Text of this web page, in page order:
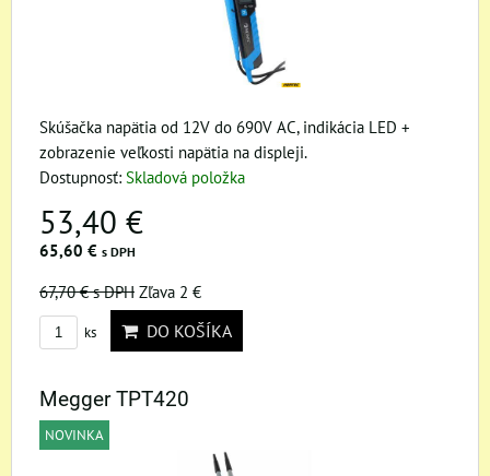
Skúšačka napätia od 12V do 690V AC, indikácia LED +
zobrazenie veľkosti napätia na displeji.
Dostupnosť: Skladová položka
53,40 €
65,60 € s DPH
67,70 €s DPH Zľava 2 €
ks DO KOŠÍKA
Megger TPT420
NOVINKA